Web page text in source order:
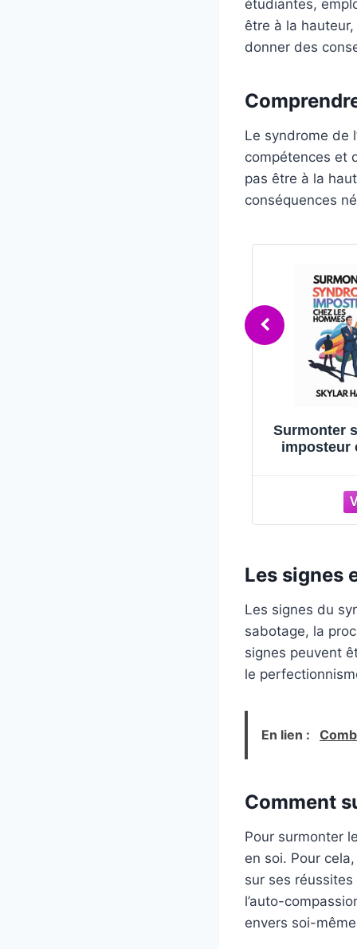
étudiantes,
être à la
donner des
Le syndrome de
compétences et
pas être à la
conséquences
Surmonter
imposteur
intérieure,
Les signes
Les signes du
sabotage, la
signes peuvent
le
En lien :
Comment
Pour surmonter
en soi. Pour
sur ses
l’auto-
envers soi-